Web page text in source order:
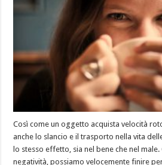
Così come un oggetto acquista velocità
anche lo slancio e il trasporto nella vita
lo stesso effetto, sia nel bene che nel
negatività, possiamo velocemente finire